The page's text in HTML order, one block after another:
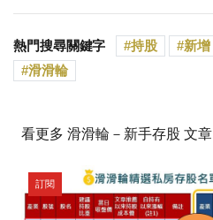
熱門搜尋關鍵字 持股 新增
滑滑輪
看更多 滑滑輪－新手存股 文章
訂閱